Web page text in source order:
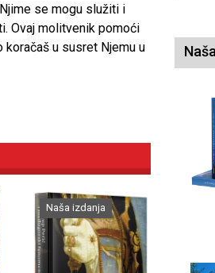
se mogu služiti i
Ovaj molitvenik pomoći
koračaš u susret Njemu u
Naša izdanja